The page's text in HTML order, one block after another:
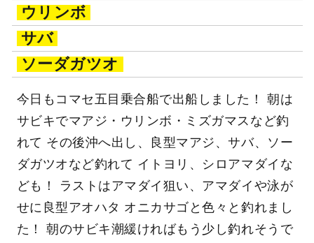
ウリンボ
サバ
ソーダガツオ
今日もコマセ五目乗合船で出船しました！ 朝は
サビキでマアジ・ウリンボ・ミズガマスなど釣
れて その後沖へ出し、良型マアジ、サバ、ソー
ダガツオなど釣れて イトヨリ、シロアマダイな
ども！ ラストはアマダイ狙い、アマダイや泳が
せに良型アオハタ オニカサゴと色々と釣れまし
た！ 朝のサビキ潮緩ければもう少し釣れそうで